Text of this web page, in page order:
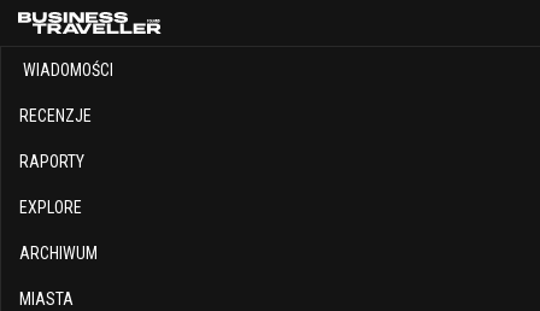
WIADOMOŚCI
RECENZJE
RAPORTY
EXPLORE
ARCHIWUM
MIASTA